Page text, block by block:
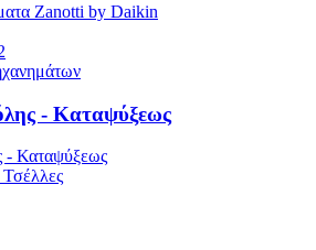
Zanotti by Daikin
- Καταψύξεως
- Καταψύξεως
Τσέλλες